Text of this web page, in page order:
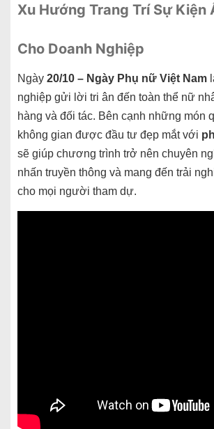
Xu Hướng Trang Trí Sự Kiện
Cho Doanh Nghiệp
Ngày 20/10 – Ngày Phụ nữ Việt Nam
nghiệp gửi lời tri ân đến toàn thể nữ
hàng và đối tác. Bên cạnh những món
không gian được đầu tư đẹp mắt với
sẽ giúp chương trình trở nên chuyên
nhấn truyền thông và mang đến trải
cho mọi người tham dự.